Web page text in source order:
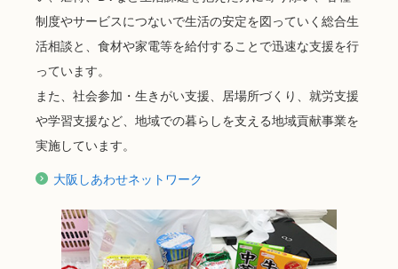
制度やサービスにつないで生活の安定を図っていく総合生
活相談と、食材や家電等を給付することで迅速な支援を行
っています。
また、社会参加・生きがい支援、居場所づくり、就労支援
や学習支援など、地域での暮らしを支える地域貢献事業を
実施しています。
大阪しあわせネットワーク